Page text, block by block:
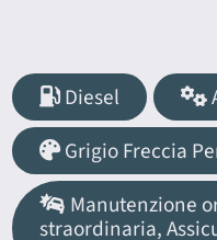
Diesel
Grigio Freccia
Manutenzione
straordinaria,